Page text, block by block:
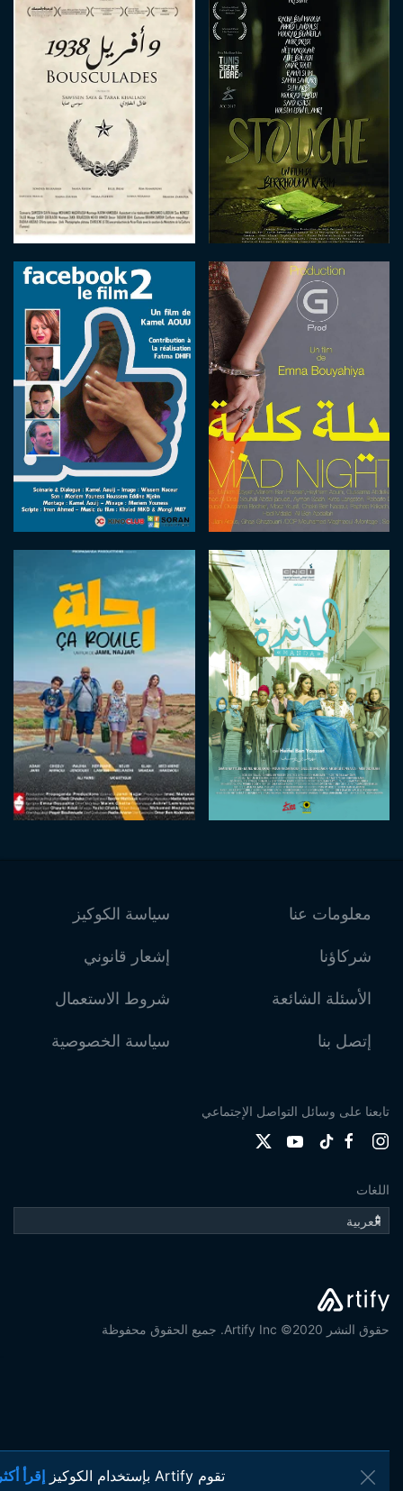
معلومات عنا
شركاؤنا
الأسئلة الشائعة
إتصل بنا
سياسة الكوكيز
إشعار قانوني
شروط الاستعمال
سياسة الخصوصية
تابعنا على وسائل التواصل الإجتماعي
اللغات
حقوق النشر 2020© Artify Inc. جميع الحقوق محفوظة
تقوم Artify بإستخدام الكوكيز إقرأ أكثر